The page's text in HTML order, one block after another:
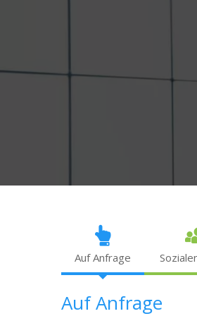
Auf Anfrage
Auf Anfrage